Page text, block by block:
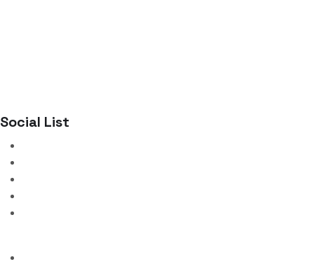
Social List